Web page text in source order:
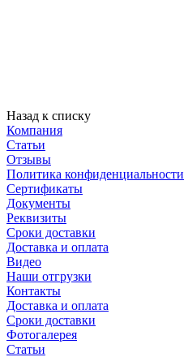
Назад к списку
Компания
Статьи
Отзывы
Политика конфиденциальности
Сертификаты
Документы
Реквизиты
Сроки доставки
Доставка и оплата
Видео
Наши отгрузки
Контакты
Доставка и оплата
Сроки доставки
Фотогалерея
Статьи